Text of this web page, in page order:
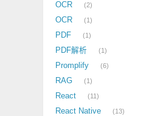
OCR 2
OCR 1
PDF 1
PDF解析 1
Promplify 6
RAG 1
React 11
React Native 13